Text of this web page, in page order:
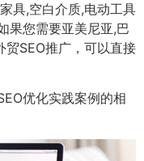
具,空白介质,电动工具
果您需要亚美尼亚,巴
贸SEO推广，可以直接
优化实践案例的相